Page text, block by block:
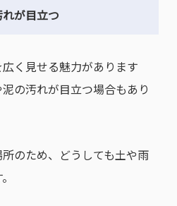
が目立つ
く見せる魅力があります
の汚れが目立つ場合もあり
のため、どうしても土や雨